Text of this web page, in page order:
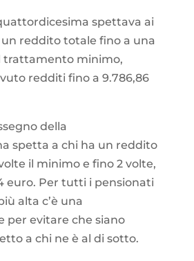
spettava ai
reddito totale fino a una
trattamento minimo,
redditi fino a 9.786,86
della
spetta a chi ha un reddito
il minimo e fino 2 volte,
euro. Per tutti i pensionati
alta c’è una
per evitare che siano
a chi ne è al di sotto.